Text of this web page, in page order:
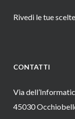
Rivedi le tue
CONTATTI
Via
45030